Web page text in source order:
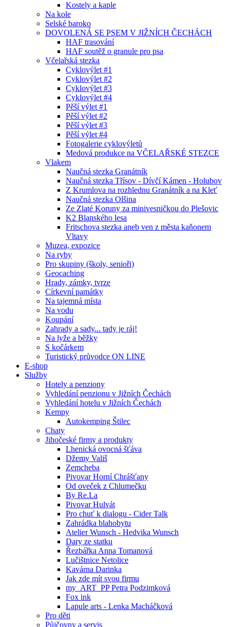
Kostely a kaple
Na kole
Selské baroko
DOVOLENÁ SE PSEM V JIŽNÍCH ČECHÁCH
HAF trasování
HAF soutěž o granule pro psa
Včelařská stezka
Cyklovýlet #1
Cyklovýlet #2
Cyklovýlet #3
Cyklovýlet #4
Pěší výlet #1
Pěší výlet #2
Pěší výlet #3
Pěší výlet #4
Fotogalerie cyklovýletů
Medová produkce na VČELAŘSKÉ STEZCE
Vlakem
Naučná stezka Granátník
Naučná stezka Třísov - Dívčí Kámen - Holubov
Z Krumlova na rozhlednu Granátník a na Kleť
Naučná stezka Olšina
Ze Zlaté Koruny za minivesničkou do Plešovic
K2 Blanského lesa
Fritschova stezka aneb ven z města kaňonem
Vltavy
Muzea, expozice
Na ryby
Pro skupiny (školy, senioři)
Geocaching
Hrady, zámky, tvrze
Církevní památky
Na tajemná místa
Na vodu
Koupání
Zahrady a sady... tady je ráj!
Na lyže a běžky
S kočárkem
Turistický průvodce ON LINE
E-shop
Služby
Hotely a penziony
Vyhledání penzionu v Jižních Čechách
Vyhledání hotelu v Jižních Čechách
Kempy
Autokemping Štilec
Chaty
Jihočeské firmy a produkty
Lhenická ovocná šťáva
Džemy Vališ
Zemcheba
Pivovar Horní Chrášťany
Od oveček z Chlumečku
By Re.La
Pivovar Hulvát
Pro chuť k dialogu - Cider Talk
Zahrádka blahobytu
Atelier Wunsch - Hedvika Wunsch
Dary ze statku
Řezbářka Anna Tomanová
Lučištnice Netolice
Kavárna Darinka
Jak zde mít svou firmu
my_ART_PP Petra Podzimková
Fox ink
Lapule arts - Lenka Macháčková
Pro děti
Půjčovny a servis